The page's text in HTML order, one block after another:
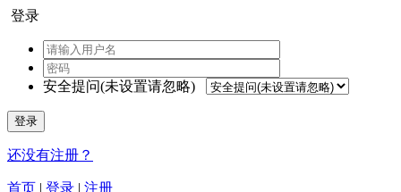
登录
安全提问(未设置请忽略)
登录
还没有注册？
首页 | 登录 | 注册